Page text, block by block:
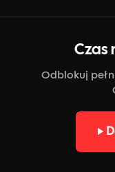
precyzję pracy.
kwadrat i trójkąt.
Czas
Odblokuj